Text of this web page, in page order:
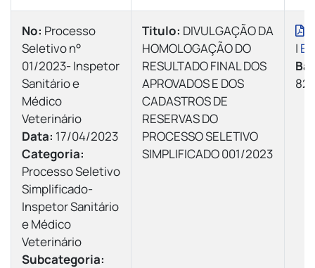
Nº: Processo
Seletivo n°
01/2023- Inspetor
Sanitário e
Médico
Veterinário
Data: 17/04/2023
Categoria:
Processo Seletivo
Simplificado-
Inspetor Sanitário
e Médico
Veterinário
Subcategoria:
Titulo: DIVULGAÇÃO DA
HOMOLOGAÇÃO DO
RESULTADO FINAL DOS
APROVADOS E DOS
CADASTROS DE
RESERVAS DO
PROCESSO SELETIVO
SIMPLIFICADO 001/2023
|
82